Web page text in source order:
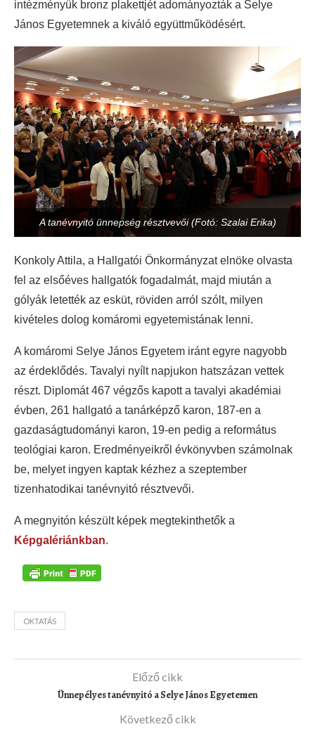
intézményük bronz plakettjét adományozták a Selye
János Egyetemnek a kiváló együttműködésért.
A tanévnyitó ünnepség résztvevői (Fotó: Szalai Erika)
Konkoly Attila, a Hallgatói Önkormányzat elnöke olvasta
fel az elsőéves hallgatók fogadalmát, majd miután a
gólyák letették az esküt, röviden arról szólt, milyen
kivételes dolog komáromi egyetemistának lenni.
A komáromi Selye János Egyetem iránt egyre nagyobb
az érdeklődés. Tavalyi nyílt napjukon hatszázan vettek
részt. Diplomát 467 végzős kapott a tavalyi akadémiai
évben, 261 hallgató a tanárképző karon, 187-en a
gazdaságtudományi karon, 19-en pedig a református
teológiai karon. Eredményeikről évkönyvben számolnak
be, melyet ingyen kaptak kézhez a szeptember
tizenhatodikai tanévnyitó résztvevői.
A megnyitón készült képek megtekinthetők a
Képgalériánkban.
OKTATÁS
Előző cikk
Ünnepélyes tanévnyitó a Selye János Egyetemen
Következő cikk